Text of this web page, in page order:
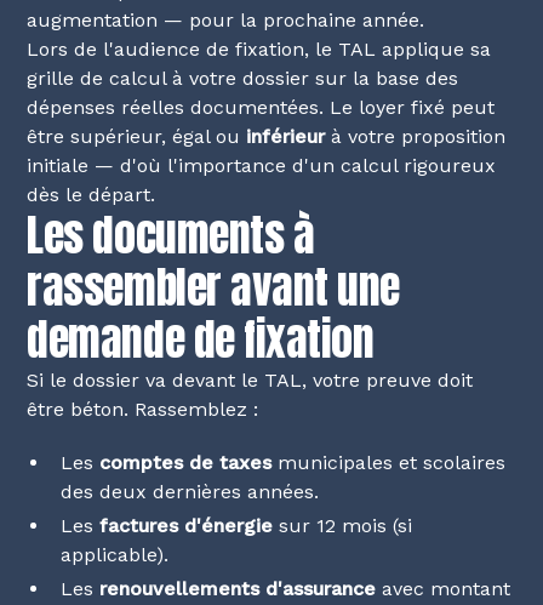
augmentation — pour la prochaine année.
Lors de l'audience de fixation, le TAL applique sa
grille de calcul à votre dossier sur la base des
dépenses réelles documentées. Le loyer fixé peut
être supérieur, égal ou inférieurà votre proposition
initiale — d'où l'importance d'un calcul rigoureux
dès le départ.
Les documents à
rassembler avant une
demande de fixation
Si le dossier va devant le TAL, votre preuve doit
être béton. Rassemblez :
Les comptes de taxesmunicipales et scolaires
des deux dernières années.
Lesfactures d'énergie sur 12 mois (si
applicable).
Les renouvellements d'assurance avec montant